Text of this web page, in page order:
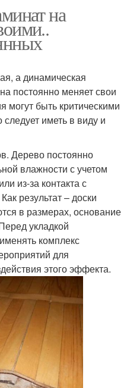
на
а динамическая
постоянно меняет свои
могут быть критическими
иметь в виду и
Дерево постоянно
влажности с учетом
из-за контакта с
результат – доски
в размерах, основание
укладкой
комплекс
для
этого эффекта.